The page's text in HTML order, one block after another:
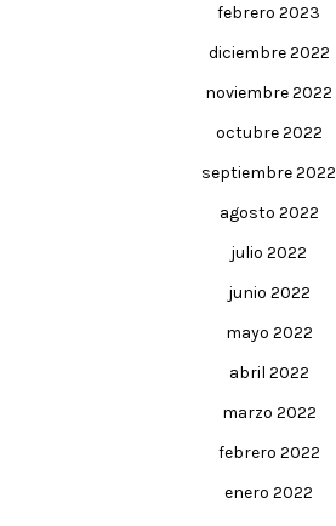
febrero 2023
diciembre 2022
noviembre 2022
octubre 2022
septiembre 2022
agosto 2022
julio 2022
junio 2022
mayo 2022
abril 2022
marzo 2022
febrero 2022
enero 2022